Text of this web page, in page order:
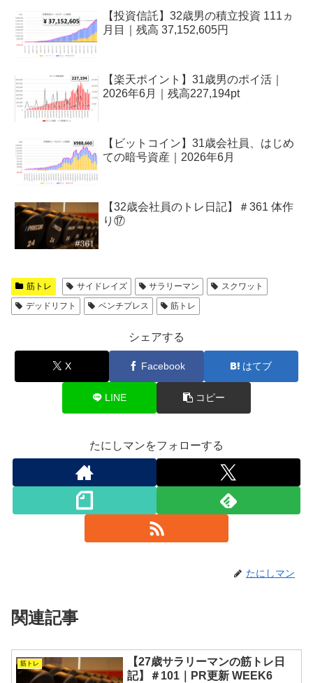
【投資信託】32歳男の積立投資 111ヵ
月目｜残高 37,152,605円
【楽天ポイント】31歳男のポイ活｜
2026年6月｜残高227,194pt
【ビットコイン】31歳会社員、はじめ
ての暗号資産｜2026年6月
【32歳会社員のトレ日記】＃361 体作
り⑰
筋トレ サイドレイズ サラリーマン
スクワット
デッドリフト
ベンチプレス 筋トレ
シェアする
X Facebook はてブ
LINE コピー
たにしマンをフォローする
たにしマン
関連記事
筋トレ
【27歳サラリーマンの筋トレ日
記】＃101｜PR更新 WEEK6